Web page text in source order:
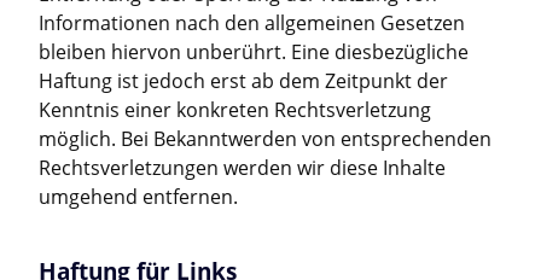
Informationen nach den allgemeinen Gesetzen
bleiben hiervon unberührt. Eine diesbezügliche
Haftung ist jedoch erst ab dem Zeitpunkt der
Kenntnis einer konkreten Rechtsverletzung
möglich. Bei Bekanntwerden von entsprechenden
Rechtsverletzungen werden wir diese Inhalte
umgehend entfernen.
Haftung für Links